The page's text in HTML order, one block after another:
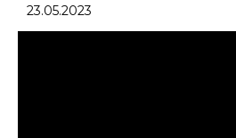
23.05.2023